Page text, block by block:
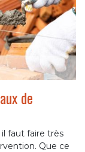
de
faut faire très
Que ce